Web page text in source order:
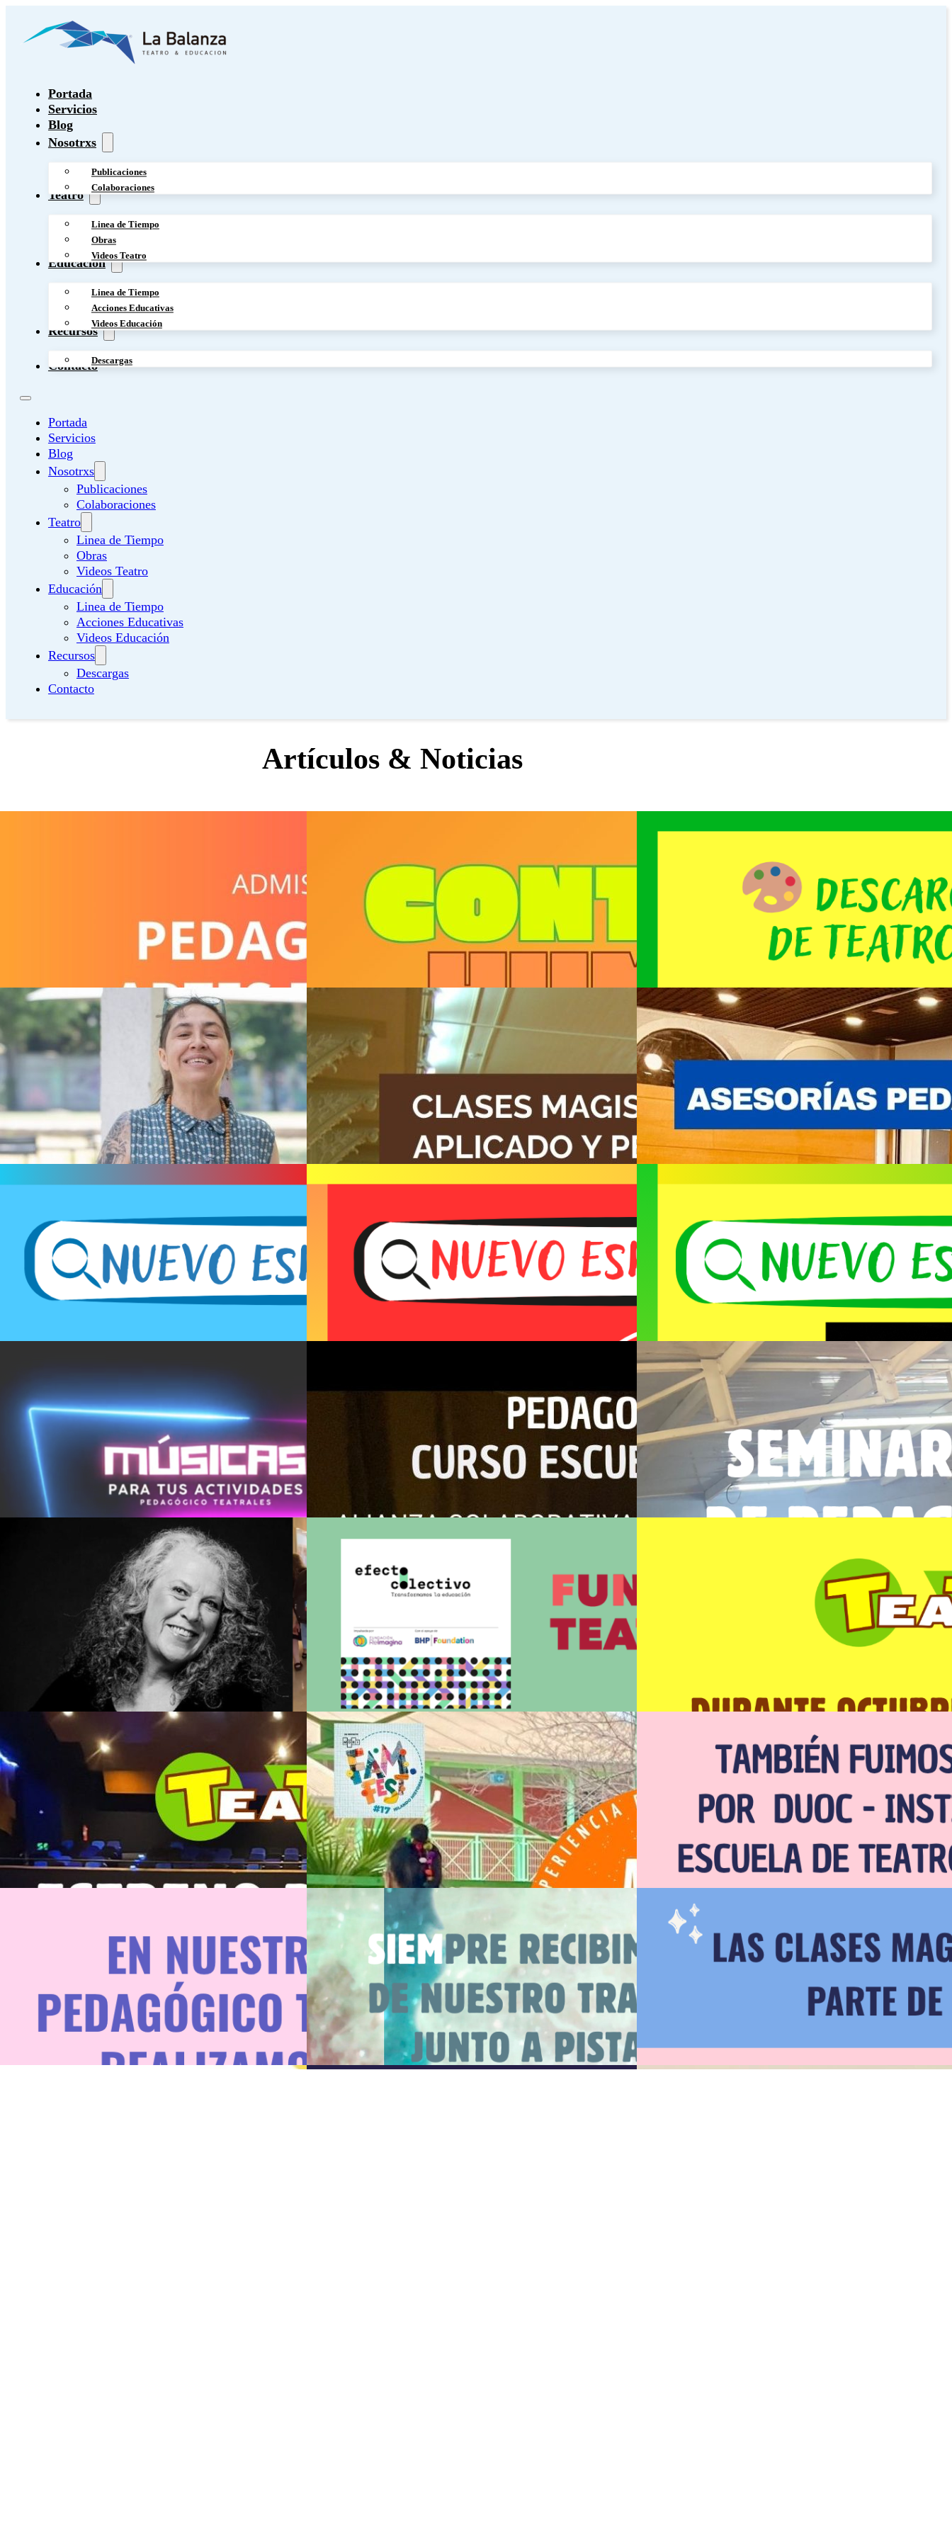
Portada
Servicios
Blog
Nosotrxs
Publicaciones
Colaboraciones
Teatro
Linea de Tiempo
Obras
Videos Teatro
Educación
Linea de Tiempo
Acciones Educativas
Videos Educación
Recursos
Descargas
Contacto
Portada
Servicios
Blog
Nosotrxs
Publicaciones
Colaboraciones
Teatro
Linea de Tiempo
Obras
Videos Teatro
Educación
Linea de Tiempo
Acciones Educativas
Videos Educación
Recursos
Descargas
Contacto
Artículos & Noticias
Pedagogía en Artes Escénicas
Pronto, nueva experiencia Contacto
Humano
Leer Todo
Dibujos para pintar de TEATROKE
Ofrecemos Seminarios de Pedagogía
Teatral y Teatro Aplicado
Leer Todo
Clases Magistrales en Teatro
Aplicado y Pedagogía Teatral
Leer Todo
Ofrecemos asesorías pedagógico-
teatrales
Leer Todo
Música original y libre de derechos
para tus creaciones
Leer Todo
Nuevo espacio musical “SOYLDC”
en nuestra web
Leer Todo
Canciones de “TEATROKE”
disponibles en la web
Leer Todo
Canal de Youtube Luna Del Canto,
Teatro Aplicado
Leer Todo
Curso de Pedagogía Teatral,
Escuela Teatro Imagen
Seminario gratuito de Pedagogía
Teatral en la UMCE
Leer Todo
Archivo de trayectoria, Verónica
García-Huidobro
Seminarios de Teatro Aplicado y
Pedagogía Teatral, programa
Leer Todo
Temporada oba “TEATROKE” en
Teatro Mori Parque Arauco
Estreno obra “TEATROKE”,
Teatro Municipal de La Pintana
Campaña Escolar de FAMFEST,
obra “ALTO: Zona de Expresión”
Leer Todo
Seminario de Teatro Aplicado,
DUOC UC
Leer Todo
Asesoría pedagógico-teatral,
proyecto MathLand – Chicas Power
Leer Todo
Reconocimientos cortometraje Una
Isla Brillante
Leer Todo
Clase Magistral, Corporación
Cultural de Talagante